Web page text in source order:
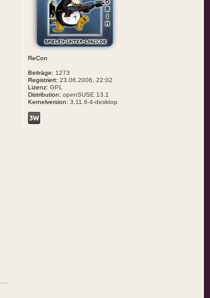
ReCon
Beiträge: 1273
Registriert: 23.06.2006, 22:02
Lizenz: GPL
Distribution: openSUSE 13.1
Kernelversion: 3.11.6-4-desktop